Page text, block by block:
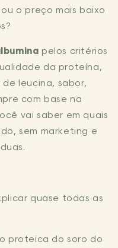
o preço mais baixo
pelos critérios
da proteína,
leucina, sabor,
com base na
vai saber em quais
sem marketing e
quase todas as
proteica do soro do